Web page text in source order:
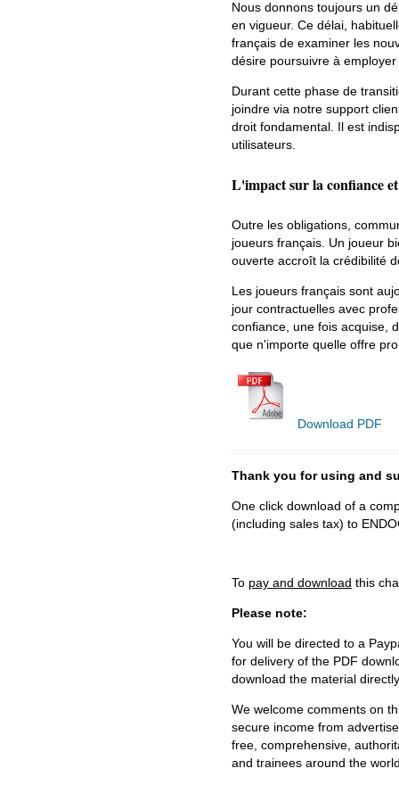
Nous donnons toujours un
en vigueur. Ce délai,
français de examiner les
désire poursuivre à
Durant cette phase de
joindre via notre support
droit fondamental. Il est
utilisateurs.
L'impact sur la confiance
Outre les obligations,
joueurs français. Un joueur
ouverte accroît la crédibilité
Les joueurs français sont
jour contractuelles avec
confiance, une fois acquise,
que n'importe quelle offre
Download PDF
Thank you for using and
One click download of a
(including sales tax) to
To pay and download this
Please note:
You will be directed to a
for delivery of the PDF
download the material
We welcome comments on
secure income from
free, comprehensive,
and trainees around the